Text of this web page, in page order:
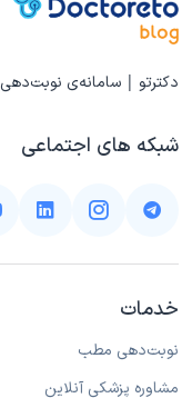
دکترتو | سامانه‌ی نوبت‌دهی
شبکه های اجتماعی
خدمات
نوبت‌دهی مطب
مشاوره پزشکی آنلاین